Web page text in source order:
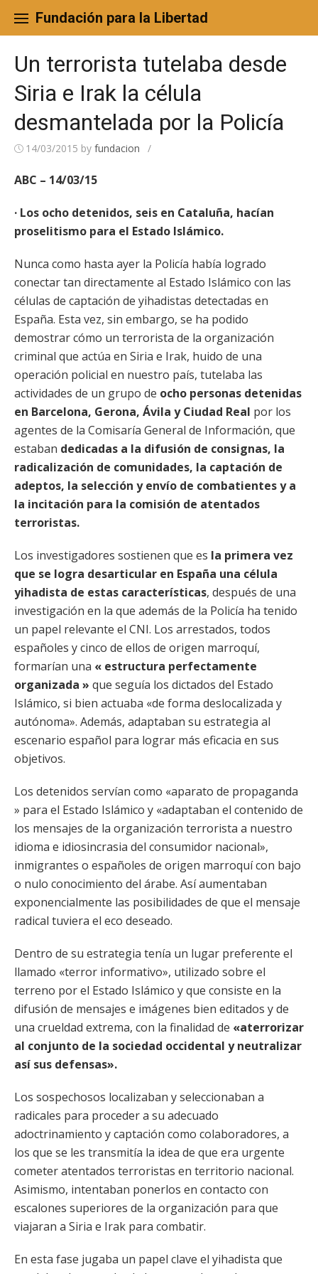
content
Fundación para la Libertad
Un terrorista tutelaba desde
Siria e Irak la célula
desmantelada por la Policía
14/03/2015 by fundacion /
ABC – 14/03/15
· Los ocho detenidos, seis en Cataluña, hacían
proselitismo para el Estado Islámico.
Nunca como hasta ayer la Policía había logrado
conectar tan directamente al Estado Islámico con las
células de captación de yihadistas detectadas en
España. Esta vez, sin embargo, se ha podido
demostrar cómo un terrorista de la organización
criminal que actúa en Siria e Irak, huido de una
operación policial en nuestro país, tutelaba las
actividades de un grupo de ocho personas detenidas
en Barcelona, Gerona, Ávila y Ciudad Real por los
agentes de la Comisaría General de Información, que
estaban dedicadas a la difusión de consignas, la
radicalización de comunidades, la captación de
adeptos, la selección y envío de combatientes y a
la incitación para la comisión de atentados
terroristas.
Los investigadores sostienen que es la primera vez
que se logra desarticular en España una célula
yihadista de estas características, después de una
investigación en la que además de la Policía ha tenido
un papel relevante el CNI. Los arrestados, todos
españoles y cinco de ellos de origen marroquí,
formarían una « estructura perfectamente
organizada » que seguía los dictados del Estado
Islámico, si bien actuaba «de forma deslocalizada y
autónoma». Además, adaptaban su estrategia al
escenario español para lograr más eficacia en sus
objetivos.
Los detenidos servían como «aparato de propaganda
» para el Estado Islámico y «adaptaban el contenido de
los mensajes de la organización terrorista a nuestro
idioma e idiosincrasia del consumidor nacional»,
inmigrantes o españoles de origen marroquí con bajo
o nulo conocimiento del árabe. Así aumentaban
exponencialmente las posibilidades de que el mensaje
radical tuviera el eco deseado.
Dentro de su estrategia tenía un lugar preferente el
llamado «terror informativo», utilizado sobre el
terreno por el Estado Islámico y que consiste en la
difusión de mensajes e imágenes bien editados y de
una crueldad extrema, con la finalidad de «aterrorizar
al conjunto de la sociedad occidental y neutralizar
así sus defensas».
Los sospechosos localizaban y seleccionaban a
radicales para proceder a su adecuado
adoctrinamiento y captación como colaboradores, a
los que se les transmitía la idea de que era urgente
cometer atentados terroristas en territorio nacional.
Asimismo, intentaban ponerlos en contacto con
escalones superiores de la organización para que
viajaran a Siria e Irak para combatir.
En esta fase jugaba un papel clave el yihadista que